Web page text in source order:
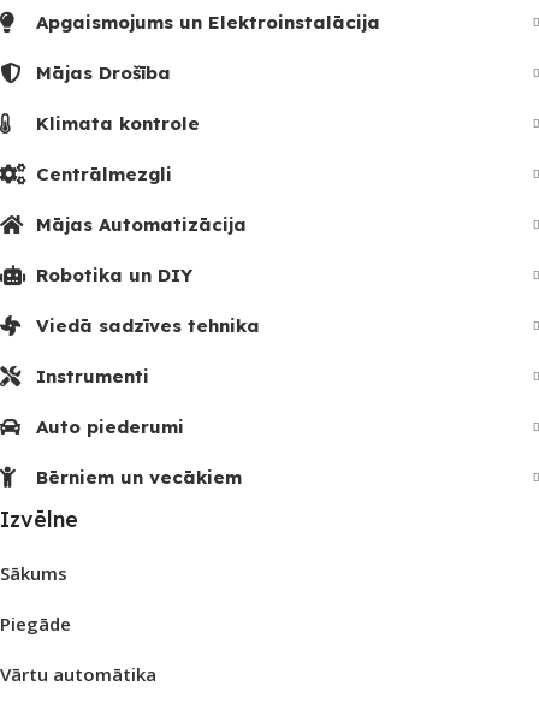
Apgaismojums un Elektroinstalācija
Mājas Drošība
Klimata kontrole
Centrālmezgli
Mājas Automatizācija
Robotika un DIY
Viedā sadzīves tehnika
Instrumenti
Auto piederumi
Bērniem un vecākiem
Izvēlne
Sākums
Piegāde
Vārtu automātika